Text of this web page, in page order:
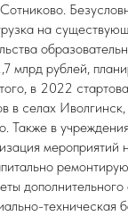
на
млрд рублей,
в 2022
в селах
Также в
мероприятий
техническая